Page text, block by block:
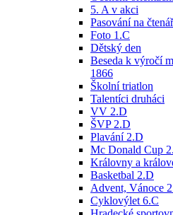
5. A v akci
Pasování na
Foto 1.C
Dětský den
Beseda k výročí
1866
Školní triatlon
Talentíci druháci
VV 2.D
ŠVP 2.D
Plavání 2.D
Mc Donald Cup
Královny a
Basketbal 2.D
Advent, Vánoce
Cyklovýlet 6.C